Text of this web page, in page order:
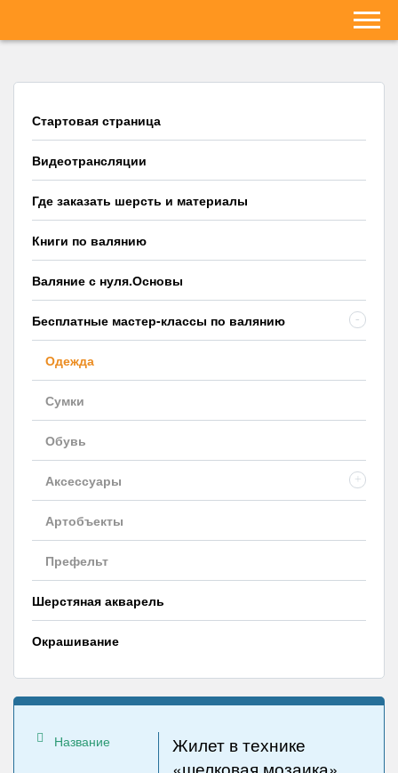
Стартовая страница
Видеотрансляции
Где заказать шерсть и материалы
Книги по валянию
Валяние с нуля.Основы
Бесплатные мастер-классы по валянию -
Одежда
Сумки
Обувь
Аксессуары +
Артобъекты
Префельт
Шерстяная акварель
Окрашивание
Название
Жилет в технике
«шелковая мозаика»